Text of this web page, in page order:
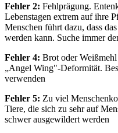
Fehler 2: Fehlprägung.
Lebenstagen extrem auf ihre
Menschen führt dazu, dass
werden kann. Suche immer
Fehler 4: Brot oder
„Angel Wing"-Deformität.
verwenden
Fehler 5: Zu viel
Tiere, die sich zu sehr auf
schwer ausgewildert werden